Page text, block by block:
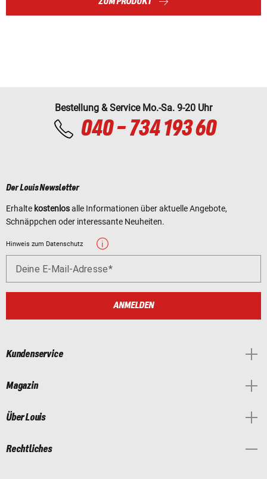
Bestellung & Service Mo.-Sa. 9-20 Uhr
040 - 734 193 60
Der Louis Newsletter
Erhalte kostenlosalle Informationen über aktuelle Angebote,
Schnäppchen oder interessante Neuheiten.
Hinweis zum Datenschutz
Deine E-Mail-Adresse
ANMELDEN
Kundenservice
Magazin
Über Louis
Rechtliches